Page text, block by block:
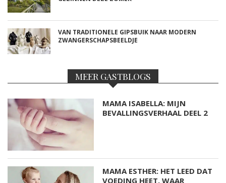
RAAKTE IK ZWANGER VAN
MIJN EERSTE DOCHTER
BEVALLINGSVERHAAL DEEL 1
HERHAALDE MISKRAMEN, IK